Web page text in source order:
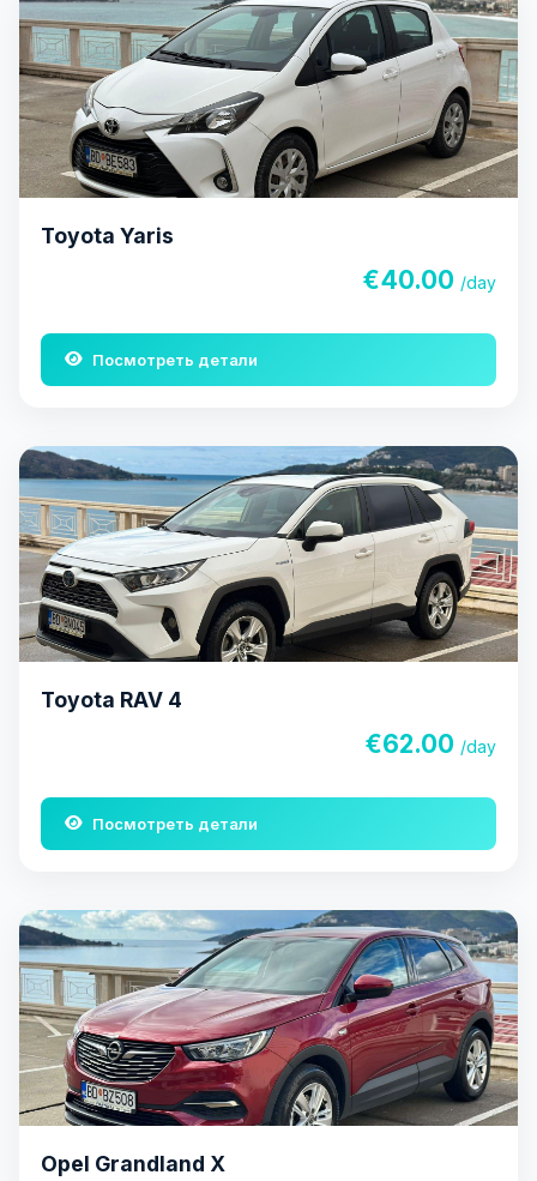
Toyota Yaris
€40.00 /day
Посмотреть детали
Toyota RAV 4
€62.00 /day
Посмотреть детали
Opel Grandland X